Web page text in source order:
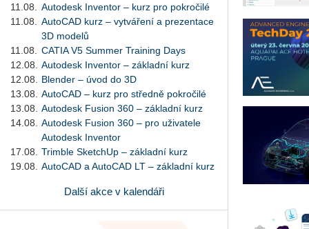
11.08.
Autodesk Inventor – kurz pro pokročilé
11.08.
AutoCAD kurz – vytváření a prezentace
3D modelů
11.08.
CATIA V5 Summer Training Days
12.08.
Autodesk Inventor – základní kurz
12.08.
Blender – úvod do 3D
13.08.
AutoCAD – kurz pro středně pokročilé
13.08.
Autodesk Fusion 360 – základní kurz
14.08.
Autodesk Fusion 360 – pro uživatele
Autodesk Inventor
17.08.
Trimble SketchUp – základní kurz
19.08.
AutoCAD a AutoCAD LT – základní kurz
Další akce v kalendáři